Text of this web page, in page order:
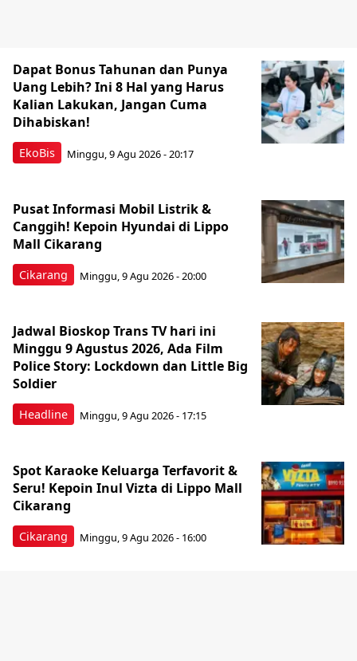
EkoBis
Dapat Bonus Tahunan dan Punya
Uang Lebih? Ini 8 Hal yang Harus
Kalian Lakukan, Jangan Cuma
Dihabiskan!
Minggu, 9 Agu 2026 - 20:17
Cikarang
Pusat Informasi Mobil Listrik &
Canggih! Kepoin Hyundai di Lippo
Mall Cikarang
Minggu, 9 Agu 2026 - 20:00
Headline
Jadwal Bioskop Trans TV hari ini
Minggu 9 Agustus 2026, Ada Film
Police Story: Lockdown dan Little Big
Soldier
Minggu, 9 Agu 2026 - 17:15
Cikarang
Spot Karaoke Keluarga Terfavorit &
Seru! Kepoin Inul Vizta di Lippo Mall
Cikarang
Minggu, 9 Agu 2026 - 16:00